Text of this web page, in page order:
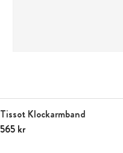
Tissot Klockarmband
Pris :565 kr
565 kr